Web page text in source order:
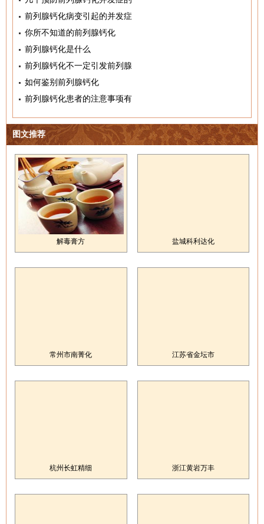
前列腺钙化病变引起的并发症
你所不知道的前列腺钙化
前列腺钙化是什么
前列腺钙化不一定引发前列腺
如何鉴别前列腺钙化
前列腺钙化患者的注意事项有
图文推荐
解毒膏方 盐城科利达化
常州市南菁化 江苏省金坛市
杭州长虹精细 浙江黄岩万丰